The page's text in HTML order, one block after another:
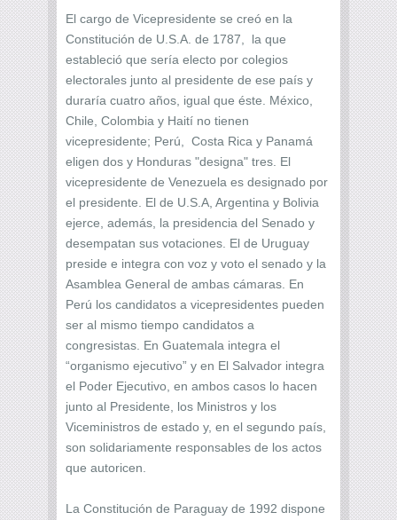
El cargo de Vicepresidente se creó en la
Constitución de U.S.A. de 1787, la que
estableció que sería electo por colegios
electorales junto al presidente de ese país y
duraría cuatro años, igual que éste. México,
Chile, Colombia y Haití no tienen
vicepresidente; Perú, Costa Rica y Panamá
eligen dos y Honduras "designa" tres. El
vicepresidente de Venezuela es designado por
el presidente. El de U.S.A, Argentina y Bolivia
ejerce, además, la presidencia del Senado y
desempatan sus votaciones. El de Uruguay
preside e integra con voz y voto el senado y la
Asamblea General de ambas cámaras. En
Perú los candidatos a vicepresidentes pueden
ser al mismo tiempo candidatos a
congresistas. En Guatemala integra el
“organismo ejecutivo” y en El Salvador integra
el Poder Ejecutivo, en ambos casos lo hacen
junto al Presidente, los Ministros y los
Viceministros de estado y, en el segundo país,
son solidariamente responsables de los actos
que autoricen.
La Constitución de Paraguay de 1992 dispone